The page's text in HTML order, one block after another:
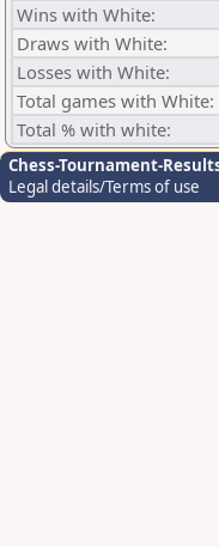
Wins with White:
Draws with White:
Losses with White:
Total games with White:
Total % with white:
Chess-Tournament-
Legal details/Terms of use